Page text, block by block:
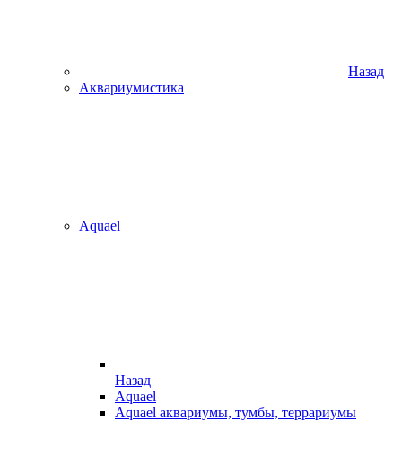
Назад
Аквариумистика
Aquael
Назад
Aquael
Aquael аквариумы, тумбы, террариумы